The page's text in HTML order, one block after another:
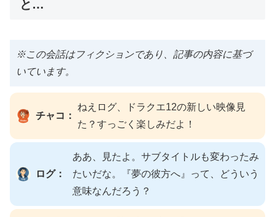
と…
※この会話はフィクションであり、記事の内容に基づ
いています。
チャコ：
ねえログ、ドラクエ12の新しい映像見
た？すっごく楽しみだよ！
ログ：
ああ、見たよ。サブタイトルも変わったみ
たいだな。『夢の彼方へ』って、どういう
意味なんだろう？